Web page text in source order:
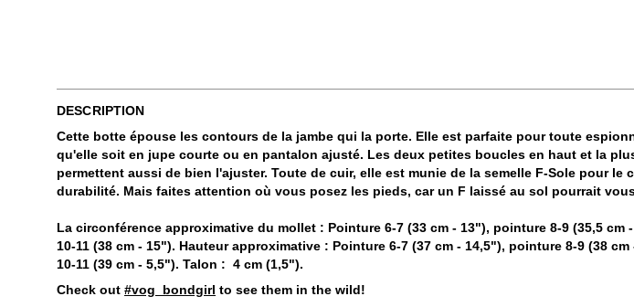
DESCRIPTION
Cette botte épouse les contours de la jambe qui la porte. Elle est parfaite pour toute
qu'elle soit en jupe courte ou en pantalon ajusté. Les deux petites boucles en haut et la
permettent aussi de bien l'ajuster. Toute de cuir, elle est munie de la semelle F-Sole pour le
durabilité. Mais faites attention où vous posez les pieds, car un F laissé au sol pourrait
La circonférence approximative du mollet : Pointure 6-7 (33 cm - 13"), pointure 8-9 (35,5 cm
10-11 (38 cm - 15"). Hauteur approximative : Pointure 6-7 (37 cm - 14,5"), pointure 8-9 (38
10-11 (39 cm - 5,5"). Talon : 4 cm (1,5").
Check out #vog_bondgirl to see them in the wild!